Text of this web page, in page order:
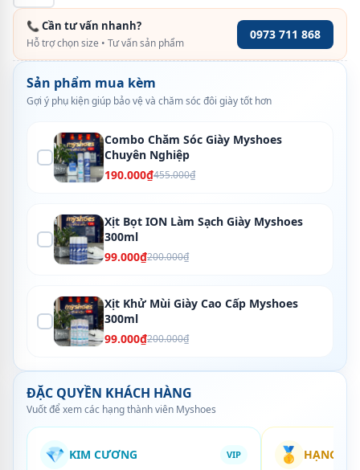
📞 Cần tư vấn nhanh?
Hỗ trợ chọn size • Tư vấn sản phẩm
0973 711 868
Sản phẩm mua kèm
Gợi ý phụ kiện giúp bảo vệ và chăm sóc đôi giày tốt hơn
Combo Chăm Sóc Giày Myshoes
Chuyên Nghiệp
190.000₫455.000₫
Xịt Bọt ION Làm Sạch Giày Myshoes
300ml
99.000₫200.000₫
Xịt Khử Mùi Giày Cao Cấp Myshoes
300ml
99.000₫200.000₫
ĐẶC QUYỀN KHÁCH HÀNG
Vuốt để xem các hạng thành viên Myshoes
💎 KIM CƯƠNG VIP 🥇 HẠNG